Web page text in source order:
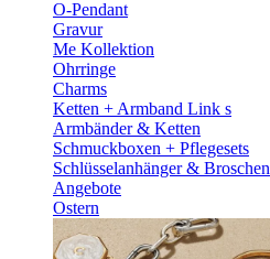
O-Pendant
Gravur
Me Kollektion
Ohrringe
Charms
Ketten + Armband Link s
Armbänder & Ketten
Schmuckboxen + Pflegesets
Schlüsselanhänger & Broschen
Angebote
Ostern